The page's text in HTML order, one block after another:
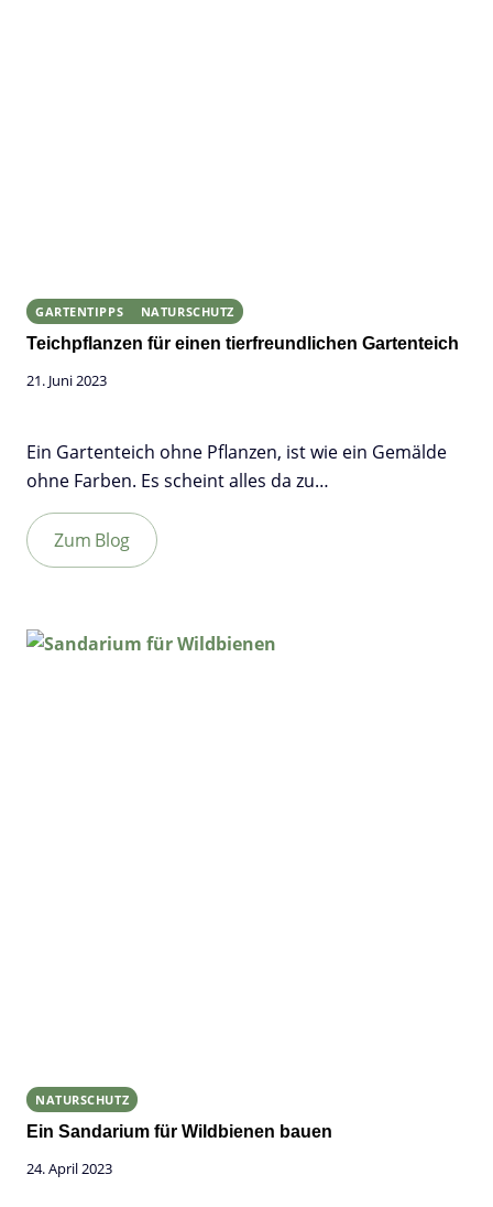
GARTENTIPPS NATURSCHUTZ
Teichpflanzen für einen tierfreundlichen Gartenteich
21. Juni 2023
Ein Gartenteich ohne Pflanzen, ist wie ein Gemälde
ohne Farben. Es scheint alles da zu…
Zum Blog
NATURSCHUTZ
Ein Sandarium für Wildbienen bauen
24. April 2023